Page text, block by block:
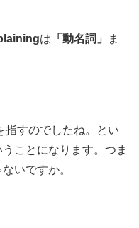
は 「動名詞」
ま
指すのでしたね。とい
うことになります。つま
いですか。